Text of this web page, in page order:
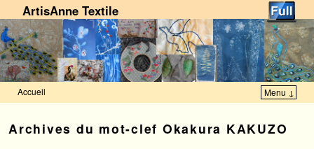
ArtisAnne Textile
Accueil Menu ↓
Archives du mot-clef Okakura KAKUZO